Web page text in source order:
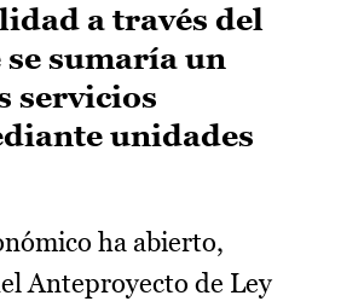
a través del
sumaría un
servicios
unidades
ha abierto,
Anteproyecto de Ley